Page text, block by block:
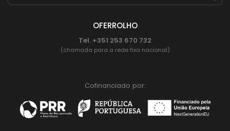
OFERROLHO
Tel. +351 253 670 732
(chamada para a rede fixa nacional)
Cofinanciado por: